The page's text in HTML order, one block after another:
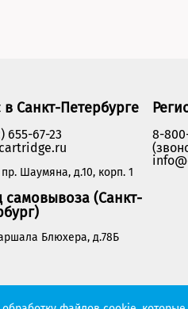
Санкт-Петербурге
655-67-23
пр. Шаумяна, д.10, корп. 1
самовывоза (Санкт-
Блюхера, д.78Б
8-